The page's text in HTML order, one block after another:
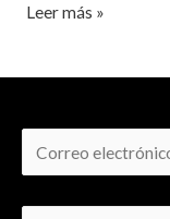
Leer más »